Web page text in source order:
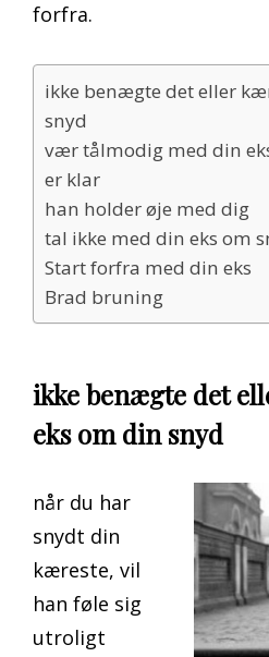
forfra.
ikke benægte det eller
snyd
vær tålmodig med din
er klar
han holder øje med dig
tal ikke med din eks om
Start forfra med din eks
Brad bruning
ikke benægte det
eks om din snyd
når du har
snydt din
kæreste, vil
han føle sig
utroligt